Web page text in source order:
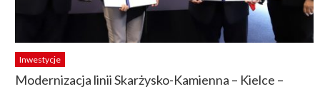
Inwestycje
Modernizacja linii Skarżysko-Kamienna – Kielce –